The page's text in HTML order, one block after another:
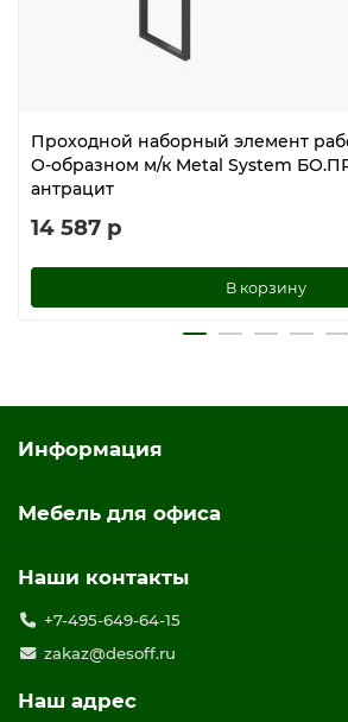
Проходной наборный элемент
О-образном м/к Metal System
антрацит
14 587 р
В корзину
Информация
Мебель для офиса
Наши контакты
+7-495-649-64-15
zakaz@desoff.ru
Наш адрес